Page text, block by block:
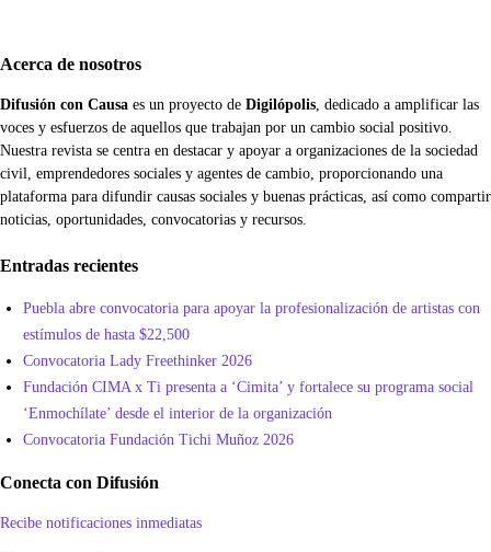
Acerca de nosotros
Difusión con Causa es un proyecto de Digilópolis, dedicado a amplificar las
voces y esfuerzos de aquellos que trabajan por un cambio social positivo.
Nuestra revista se centra en destacar y apoyar a organizaciones de la sociedad
civil, emprendedores sociales y agentes de cambio, proporcionando una
plataforma para difundir causas sociales y buenas prácticas, así como compartir
noticias, oportunidades, convocatorias y recursos.
Entradas recientes
Puebla abre convocatoria para apoyar la profesionalización de artistas con
estímulos de hasta $22,500
Convocatoria Lady Freethinker 2026
Fundación CIMA x Ti presenta a ‘Cimita’ y fortalece su programa social
‘Enmochílate’ desde el interior de la organización
Convocatoria Fundación Tichi Muñoz 2026
Conecta con Difusión
Recibe notificaciones inmediatas